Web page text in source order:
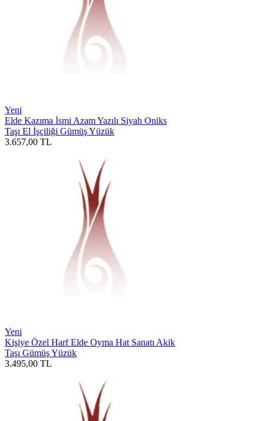
Yeni
Elde Kazıma İsmi Azam Yazılı Siyah Oniks
Taşı El İşçiliği Gümüş Yüzük
3.657,00 TL
Yeni
Kişiye Özel Harf Elde Oyma Hat Sanatı Akik
Taşı Gümüş Yüzük
3.495,00 TL